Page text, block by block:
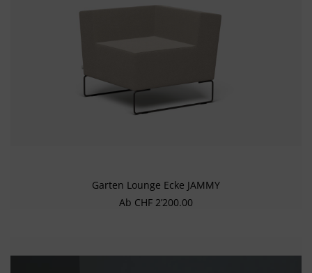
Garten Lounge Ecke JAMMY
Regulärer Preis:
Ab CHF 2’200.00